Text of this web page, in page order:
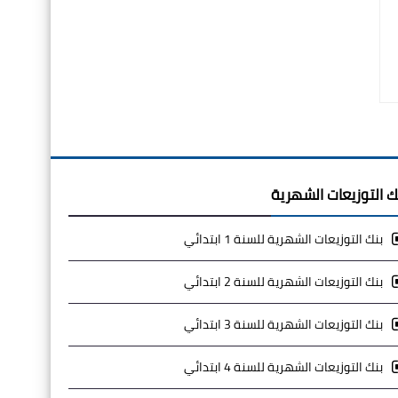
التوزيعات الشهرية
بنك التوزيعات الشهرية للسنة 1 ابتدائي
بنك التوزيعات الشهرية للسنة 2 ابتدائي
بنك التوزيعات الشهرية للسنة 3 ابتدائي
بنك التوزيعات الشهرية للسنة 4 ابتدائي